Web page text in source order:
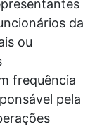
da
ou
frequência
pela